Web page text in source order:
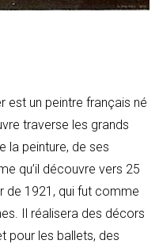
est un peintre français né
traverse les grands
la peinture, de ses
qu’il découvre vers 25
de 1921, qui fut comme
Il réalisera des décors
pour les ballets, des